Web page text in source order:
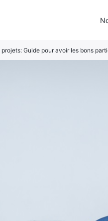
projets: Guide pour avoir les bons